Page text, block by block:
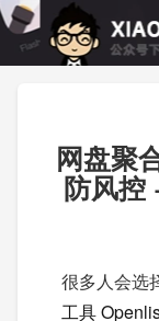
网盘聚
防风控
很多人会选
工具